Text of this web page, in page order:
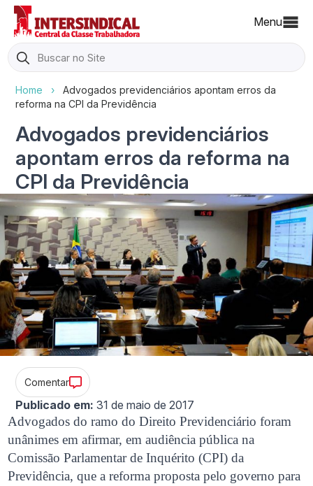
Menu
Search
for:
Home ›
Advogados previdenciários apontam erros da
reforma na CPI da Previdência
Advogados previdenciários
apontam erros da reforma na
CPI da Previdência
Comentar
Publicado em: 31 de maio de 2017
Advogados do ramo do Direito Previdenciário foram
unânimes em afirmar, em audiência pública na
Comissão Parlamentar de Inquérito (CPI) da
Previdência, que a reforma proposta pelo governo para